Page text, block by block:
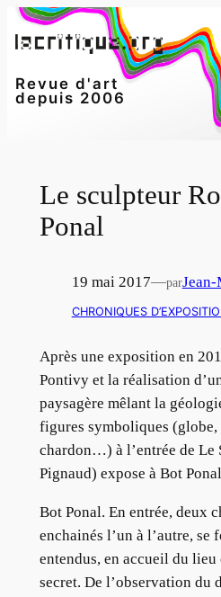
Aller
au
Revue d'art
depuis 2006
Le sculpteur
Ponal
19 mai 2017—par
CHRONIQUES
Après une exposition en
Pontivy et la réalisation
paysagère mêlant la
figures symboliques
chardon…) à l’entrée de Le
Pignaud) expose à Bot
Bot Ponal. En entrée, deux
enchainés l’un à l’autre, se
entendus, en accueil du lieu
secret. De l’observation du